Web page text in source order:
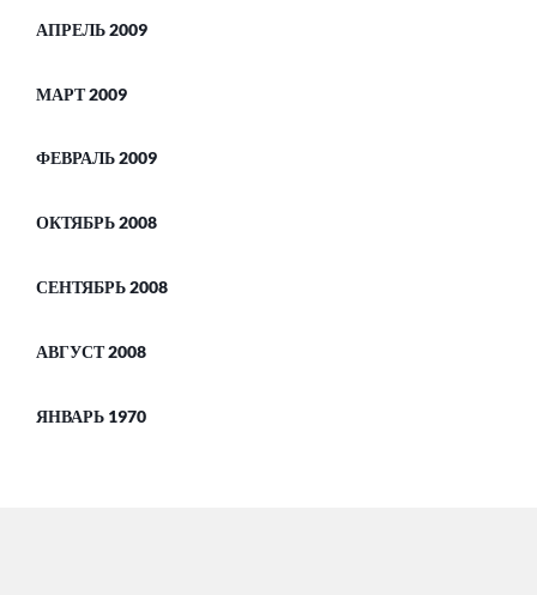
АПРЕЛЬ 2009
МАРТ 2009
ФЕВРАЛЬ 2009
ОКТЯБРЬ 2008
СЕНТЯБРЬ 2008
АВГУСТ 2008
ЯНВАРЬ 1970